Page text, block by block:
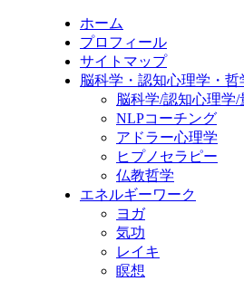
ホーム
プロフィール
サイトマップ
脳科学・認知心理学・哲
脳科学/認知心理学/
NLPコーチング
アドラー心理学
ヒプノセラピー
仏教哲学
エネルギーワーク
ヨガ
気功
レイキ
瞑想